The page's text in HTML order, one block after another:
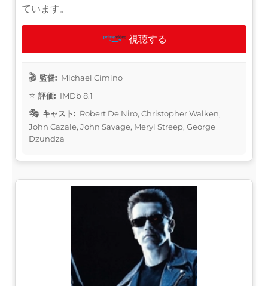
ています。
視聴する
監督: Michael Cimino
評価: IMDb 8.1
キャスト: Robert De Niro, Christopher Walken,
John Cazale, John Savage, Meryl Streep, George
Dzundza